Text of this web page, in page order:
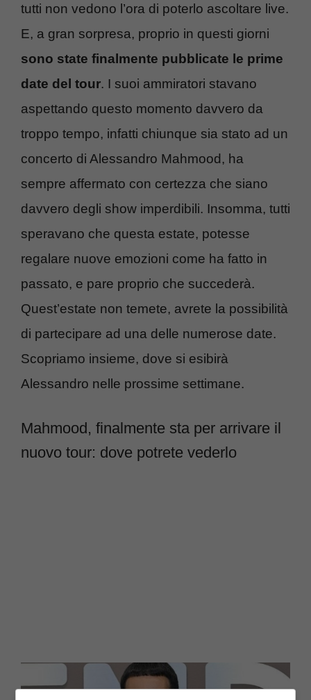
tutti non vedono l’ora di poterlo ascoltare live.
E, a gran sorpresa, proprio in questi giorni
sono state finalmente pubblicate le prime
date del tour. I suoi ammiratori stavano
aspettando questo momento davvero da
troppo tempo, infatti chiunque sia stato ad un
concerto di Alessandro Mahmood, ha
sempre affermato con certezza che siano
davvero degli show imperdibili. Insomma, tutti
speravano che questa estate, potesse
regalare nuove emozioni come ha fatto in
passato, e pare proprio che succederà.
Quest’estate non temete, avrete la possibilità
di partecipare ad una delle numerose date.
Scopriamo insieme, dove si esibirà
Alessandro nelle prossime settimane.
Mahmood, finalmente sta per arrivare il
nuovo tour: dove potrete vederlo